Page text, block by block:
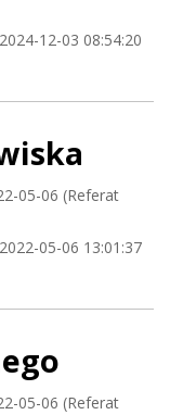
2024-12-03 08:54:20
05-06 (Referat
2022-05-06 13:01:37
05-06 (Referat